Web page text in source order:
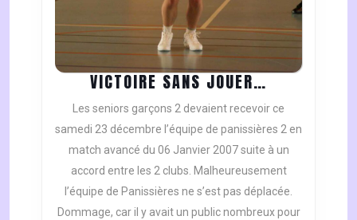
VICTOIRE SANS JOUER…VICTOIRE
SANS
JOUER…
Les seniors garçons 2 devaient recevoir ce
samedi 23 décembre l’équipe de panissières 2 en
match avancé du 06 Janvier 2007 suite à un
accord entre les 2 clubs. Malheureusement
l’équipe de Panissières ne s’est pas déplacée.
Dommage, car il y avait un public nombreux pour